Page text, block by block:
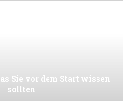
Sie vor dem Start wissen
sollten